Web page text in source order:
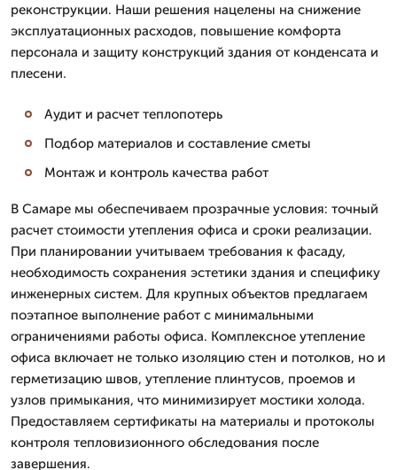
реконструкции. Наши решения нацелены на снижение
эксплуатационных расходов, повышение комфорта
персонала и защиту конструкций здания от конденсата и
плесени.
Аудит и расчет теплопотерь
Подбор материалов и составление сметы
Монтаж и контроль качества работ
В Самаре мы обеспечиваем прозрачные условия: точный
расчет стоимости утепления офиса и сроки реализации.
При планировании учитываем требования к фасаду,
необходимость сохранения эстетики здания и специфику
инженерных систем. Для крупных объектов предлагаем
поэтапное выполнение работ с минимальными
ограничениями работы офиса. Комплексное утепление
офиса включает не только изоляцию стен и потолков, но и
герметизацию швов, утепление плинтусов, проемов и
узлов примыкания, что минимизирует мостики холода.
Предоставляем сертификаты на материалы и протоколы
контроля тепловизионного обследования после
завершения.